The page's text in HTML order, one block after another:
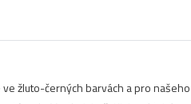
žluto-černých barvách a pro našeho